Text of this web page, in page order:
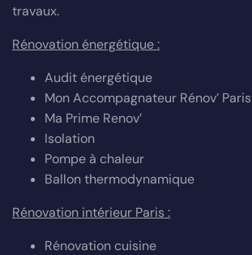
travaux.
Rénovation énergétique :
Audit énergétique
Mon Accompagnateur Rénov’ Paris
Ma Prime Renov’
Isolation
Pompe à chaleur
Ballon thermodynamique
Rénovation intérieur Paris :
Rénovation cuisine